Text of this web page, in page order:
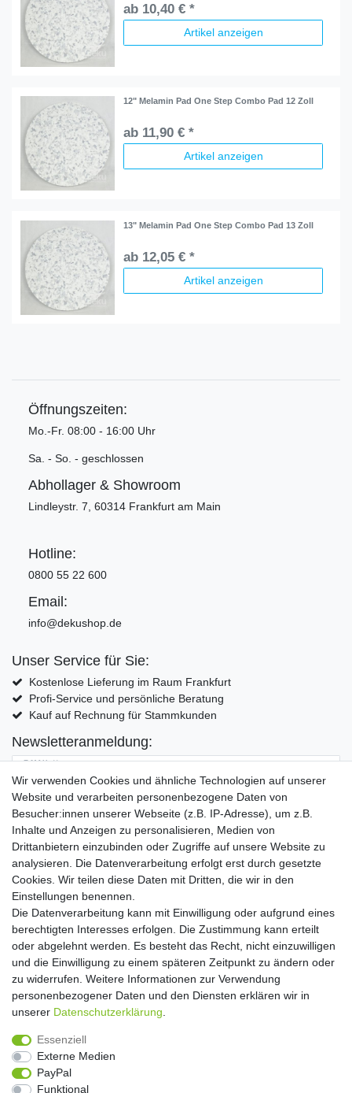
ab 10,40 € *
Artikel anzeigen
12" Melamin Pad One Step Combo Pad 12 Zoll
ab 11,90 € *
Artikel anzeigen
13" Melamin Pad One Step Combo Pad 13 Zoll
ab 12,05 € *
Artikel anzeigen
Öffnungszeiten:
Mo.-Fr. 08:00 - 16:00 Uhr
Sa. - So. - geschlossen
Abhollager & Showroom
Lindleystr. 7, 60314 Frankfurt am Main
Hotline:
0800 55 22 600
Email:
info@dekushop.de
Unser Service für Sie:
Kostenlose Lieferung im Raum Frankfurt
Profi-Service und persönliche Beratung
Kauf auf Rechnung für Stammkunden
Newsletteranmeldung:
E-MAIL **
Hiermit bestätige ich, dass ich die Daten­schutz­erklärung
Einwilligung kann ich jederzeit widerrufen.**
Abonnieren
** Hierbei handelt es sich um ein Pflichtfeld.
Widerrufs­recht Widerrufs­formular Impressum
Daten­schutz­erklärung AGB Kontakt
Wir verwenden Cookies und ähnliche Technologien auf unserer
Website und verarbeiten personenbezogene Daten von
Besucher:innen unserer Webseite (z.B. IP-Adresse), um z.B.
Inhalte und Anzeigen zu personalisieren, Medien von
Drittanbietern einzubinden oder Zugriffe auf unsere Website zu
analysieren. Die Datenverarbeitung erfolgt erst durch gesetzte
Cookies. Wir teilen diese Daten mit Dritten, die wir in den
Einstellungen benennen.
Die Datenverarbeitung kann mit Einwilligung oder aufgrund eines
berechtigten Interesses erfolgen. Die Zustimmung kann erteilt
oder abgelehnt werden. Es besteht das Recht, nicht einzuwilligen
und die Einwilligung zu einem späteren Zeitpunkt zu ändern oder
zu widerrufen. Weitere Informationen zur Verwendung
personenbezogener Daten und den Diensten erklären wir in
unserer Daten­schutz­erklärung
Essenziell
Externe Medien
PayPal
Funktional
Copyright 2016 | Dekushop.de | Alle Rechte vorbehalten. |
Angebote gelten nur für Industrie, Handel, Handwerk und